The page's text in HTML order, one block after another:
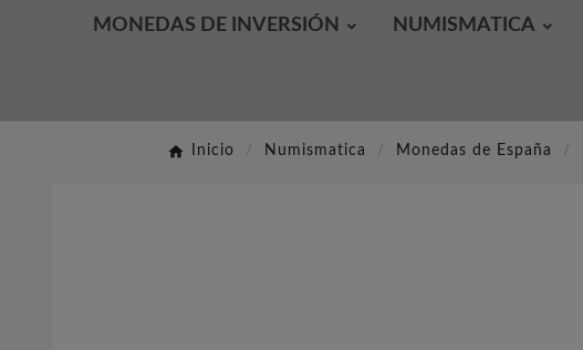
MONEDAS DE INVERSIÓN NUMISMATICA
Inicio Numismatica Monedas de España